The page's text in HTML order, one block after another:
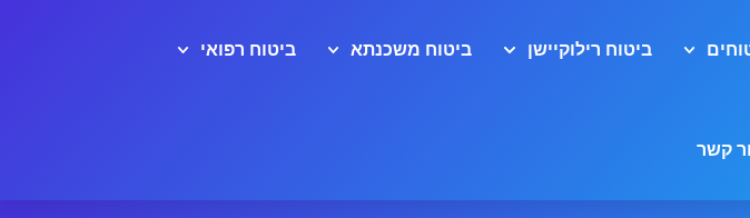
ביטוח רילוקיישן ביטוח משכנתא ביטוח רפואי
קשר